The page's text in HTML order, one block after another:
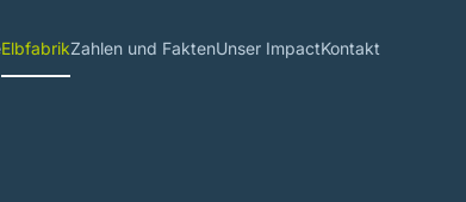
ElbfabrikZahlen und FaktenUnser ImpactKontakt